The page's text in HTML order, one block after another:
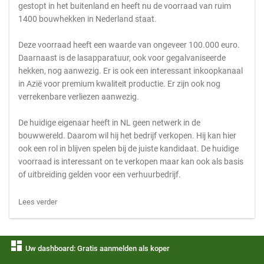
gestopt in het buitenland en heeft nu de voorraad van ruim
1400 bouwhekken in Nederland staat.
Deze voorraad heeft een waarde van ongeveer 100.000 euro.
Daarnaast is de lasapparatuur, ook voor gegalvaniseerde
hekken, nog aanwezig. Er is ook een interessant inkoopkanaal
in Azië voor premium kwaliteit productie. Er zijn ook nog
verrekenbare verliezen aanwezig.
De huidige eigenaar heeft in NL geen netwerk in de
bouwwereld. Daarom wil hij het bedrijf verkopen. Hij kan hier
ook een rol in blijven spelen bij de juiste kandidaat. De huidige
voorraad is interessant on te verkopen maar kan ook als basis
of uitbreiding gelden voor een verhuurbedrijf.
Lees verder
dashboard Uw dashboard: Gratis aanmelden als koper